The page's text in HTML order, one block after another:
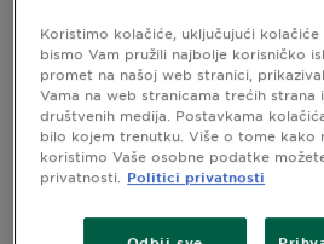
Pogledajte Slične Nijanse
Garnier Color
tamno smeđa
Koristimo kolačiće, uključujući kolačiće
bismo Vam pružili najbolje korisničko
promet na našoj web stranici,
Vama na web stranicama trećih strana
društvenih medija. Postavkama
bilo kojem trenutku. Više o tome kako
koristimo Vaše osobne podatke
privatnosti.
Politici privatnosti